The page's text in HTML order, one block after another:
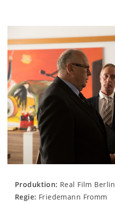
Produktion: Real Film Berlin
Regie: Friedemann Fromm